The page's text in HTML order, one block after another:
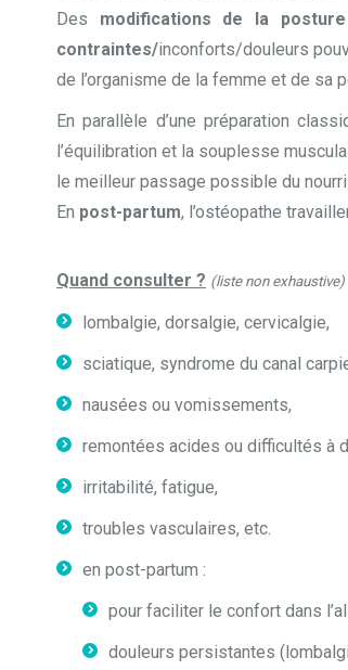
Des modifications de la
contraintes/inconforts/douleurs
de l’organisme de la femme et de sa
En parallèle d’une préparation
l’équilibration et la souplesse
le meilleur passage possible du
En post-partum, l’ostéopathe
Quand consulter ? (liste non exhaustive)
lombalgie, dorsalgie, cervicalgie,
sciatique, syndrome du canal
nausées ou vomissements,
remontées acides ou difficultés à
irritabilité, fatigue,
troubles vasculaires, etc.
en post-partum :
pour faciliter le confort dans
douleurs persistantes